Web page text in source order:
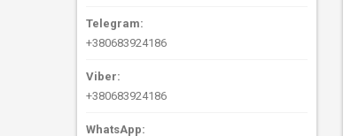
+380683924186
+380683924186